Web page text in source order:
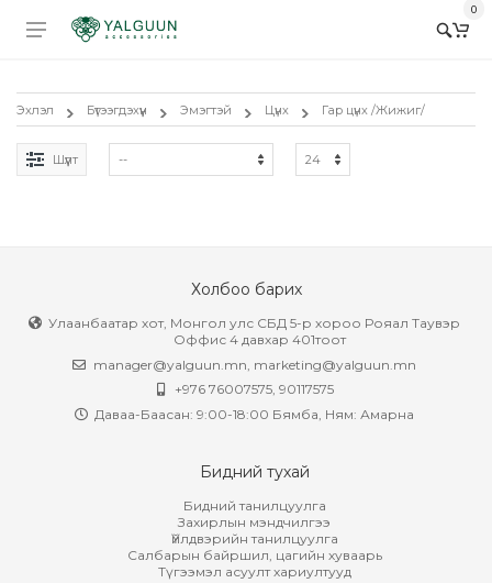
0
Эхлэл Бүтээгдэхүүн Эмэгтэй Цүнх Гар цүнх /Жижиг/
Шүүлт
Холбоо барих
Улаанбаатар хот, Монгол улс СБД 5-р хороо Рояал Таувэр
Оффис 4 давхар 401тоот
manager@yalguun.mn marketing@yalguun.mn
+976 76007575, 90117575
Даваа-Баасан: 9:00-18:00 Бямба, Ням: Амарна
Бидний тухай
Бидний танилцуулга
Захирлын мэндчилгээ
Үйлдвэрийн танилцуулга
Салбарын байршил, цагийн хуваарь
Түгээмэл асуулт хариултууд